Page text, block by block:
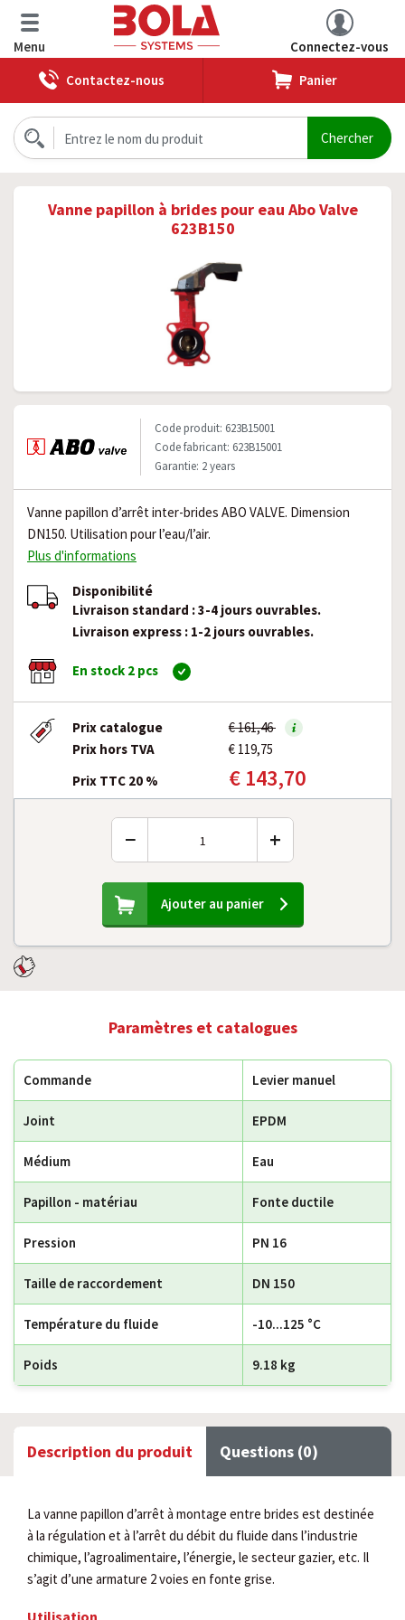
Menu
Connectez-vous
Contactez-nous
Panier
Vanne papillon à brides pour eau Abo Valve
623B150
Code produit: 623B15001
Code fabricant: 623B15001
Garantie: 2 years
Vanne papillon d’arrêt inter-brides ABO VALVE. Dimension
DN150. Utilisation pour l’eau/l’air.
Plus d'informations
Disponibilité
Livraison standard : 3-4 jours ouvrables.
Livraison express : 1-2 jours ouvrables.
En stock 2 pcs
Prix catalogue
€ 161,46
Prix hors TVA
€ 119,75
Prix TTC 20 %
€ 143,70
− +
Ajouter au panier
Paramètres et catalogues
Commande Levier manuel
Joint EPDM
Médium Eau
Papillon - matériau Fonte ductile
Pression PN 16
Taille de raccordement DN 150
Température du fluide -10...125 °C
Poids 9.18 kg
Description du produit Questions (0)
La vanne papillon d’arrêt à montage entre brides est destinée
à la régulation et à l’arrêt du débit du fluide dans l’industrie
chimique, l’agroalimentaire, l’énergie, le secteur gazier, etc. Il
s’agit d’une armature 2 voies en fonte grise.
Utilisation